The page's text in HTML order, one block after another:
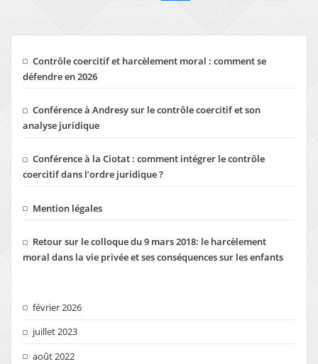
Contrôle coercitif et harcèlement moral : comment se
défendre en 2026
Conférence à Andresy sur le contrôle coercitif et son
analyse juridique
Conférence à la Ciotat : comment intégrer le contrôle
coercitif dans l’ordre juridique ?
Mention légales
Retour sur le colloque du 9 mars 2018: le harcèlement
moral dans la vie privée et ses conséquences sur les enfants
février 2026
juillet 2023
août 2022